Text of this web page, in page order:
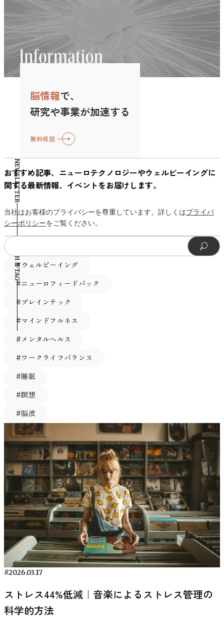
与えているということが考えられます。 同じチームのファ
ンでも、ライトなファン同士は感情の盛り上がりがそろいや
すく、脳波の同期も高くなる一方で、コアなファン同士で
は、それぞれが独自の視点を持つために脳波の動きが多様化
し、同期はやや弱まるという、まさに「人間らしい認知のク
セ」が可視化された結果といえます。 所属歴が長くなると
視野が広がる？ さらに、前頭部のアルファ波の位相同期で
は、内集団・外集団の区別に関係なく、ファン歴が長い人ほ
ど実況音声などの聴覚情報に注意を向けていた可能性が示唆
されました。 脳の前頭部では、「聴覚N1」という聞いた音
に対して脳が反応するときに出る信号が現れます。この信号
は、アルファ波に近い周波数帯で観測されるため、前頭部の
アルファ波の位相同期は、被験者の聴覚刺激に対する反応に
関連していると考えられます。 したがって、この結果から
ファン歴の短い参加者は、主に映像に注意を向けていたと考
えられるのに対し、ファン歴が長い参加者は、映像と実況の
両方に注意を向けていた可能性があります。 その結果、実
況に対する脳の反応がより似通い、聴覚に関係する脳波（前
頭部アルファ波）の同期が強くなったと考えられます。 Fig.
5.(a) 散布図は、3つの電極位置（Fz、Cz、Pz）および3つの
周波数帯域（デルタ、シータ、アルファ）ごとに整理されて
います。統計的に有意な効果はアスタリスク（＊ p < .05）
で示されています。(b) アルファ帯域におけるCzおよびPz電
の種類（内集団と外集団）の違いが分かりやすくなるように
設計されています。赤線と青線は、それぞれin-groupおよび
out-groupの中央値を表しています。 Fig. 6. 強さの同期度の
結果を表す。散布図は、3つの電極位置（Fz、Cz、Pz）およ
び3つの周波数帯域（デルタ、シータ、アルファ）ごとに整
< .05）で示されています。"pair cat."および"fan hist."は、そ
れぞれ「ペアの種類（内集団／外集団）」と「ファン歴
じる感覚の正体 この研究は、スポーツ観戦というリアルな
状況の中で、私たちが人と人との間に生まれる一体感や共通
の関心が、実際に脳波の同期という形で裏づけられることを
示しました。同じ出来事を見ていても、人は自分が属してい
る集団や、そこにどれだけの時間関わってきたかによって、
脳の処理の仕方そのものが変わってしまうのです。 このよ
うな「脳の共鳴」は、スポーツに限らず、日常のさまざまな
コミュニケーションや集団行動のなかで起きている可能性が
あります。今後、社会的アイデンティティや認知バイアスに
関する神経科学的な理解を深める上で、大きな手がかりとな
る研究だといえるでしょう。
編集後記｜BrainTech
Magazineより 自分と同じチームを応援する人と「わか
る！」「それな！」と感じる瞬間。その共鳴感覚は、どうや
せいではなく、脳波が共鳴することで「つながっている」と
感じる。 この研究は、私たちの「好き」や「所属意識」
ていたのです。 たとえば、朝に冷水シャワーを浴びると、
その夜には気持ちが落ち着いている──そんな効果が期待で
きるかもしれません。 なぜ効果が遅れて出るのか、はっき
りとはわかっていませんが、研究チームは体の適応反応に注
目しています。冷水の刺激で交感神経（緊張モード）が活性
化したあと、時間をかけて副交感神経（リラックスモード）
ないかと考えられています。 このように冷水浴は、炎症や
ストレスに時間差で作用するというユニークな特徴を持って
夫することもポイントになりそうです。 図：冷水浴後のス
の黒い菱形マークが効果量の合計を示しており、縦のゼロ線
より左側にあるとストレス低下の効果を意味する。このレビ
ューでは、冷水浴12時間後のポイントで黒いマークが大きく
左に偏しており、ストレスが有意に減少したことを表してい
る。一方、0時間後（直後）や1時間後、24時間後、48時間後
のマークはゼロ線付近に位置し、これらの時点では有意な変
化がなかったことが読み取れる。 病欠日数が29％減少──
冷水習慣の長期的な影響とは 「冷水を浴びれば風邪をひか
ない」といった話を耳にしたことがある方もいらっしゃるか
もしれません。では、科学的にはどうなのでしょうか。 今
回のレビューによると、冷水浴の直後や1時間後における免
疫指標（白血球の数や免疫細胞の働きなど）には、明確な変
に免疫力が高まる、という証拠はまだ不十分のようです。
一方で、長期的な効果には興味深いデータもあります。オラ
けたグループで、病気による欠勤日数が29％減少したという
結果が出ています。 これは、冷水浴が直接的に風邪の罹患
気からの回復を早めたりするなど、体の不調に対する耐性を
高める可能性を示唆しています。この効果には、心理的な要
因や、体がストレスに適応する能力が高まることなどが複合
的に関わっていると考えられます。 すぐに免疫力が劇的に
上がるわけではありませんが、冷水シャワーを日常的に取り
入れることで、体調管理に役立つ可能性はあるかもしれませ
ん。生活リズムを整える効果も含め、習慣として取り入れて
みる価値はありそうです。 冷水でよく眠れる？思わぬリラ
ックス効果 冷水浴は、睡眠の質にも影響を与えるのでしょ
うか。寝る前にお風呂で温まるとよく眠れると言われます
が、逆に冷たい水ではどうなのか気になりますよね。 今回
のレビューでは、睡眠に関するデータはまだ限られているも
のの、肯定的な結果がいくつか報告されています。たとえ
ば、暑い環境でのトレーニング後に冷水浴（15分）を行った
若い男性たちのグループでは、自己申告による睡眠の質が有
意に改善していたことが確認されました。 研究チームは、
冷水によるクールダウン効果が睡眠に良い影響を与えた可能
性に言及しています。ただし、この結果は特定の条件（若い
低下し、記憶や判断力が鈍ることがあります（５）。これ
は、脳が今、目の前にある「緊急事態」に対処するため、思
考のリソースを別の場所に集中させているためです。 ま
た、判断力が鈍ることで、普段ならすぐにできる判断が遅れ
てしまい、誤った決断を下すこともあります。緊張が強い
と、冷静な判断を下すことが難しくなり、パフォーマンスに
緊張のコントロール方法 緊張をコントロールするために
は、脳の働きや体の反応を理解し、それに適切に対処する方
法を学ぶことが効果的です。ここでは、脳科学に基づいた緊
張のコントロール方法をいくつかご紹介します。 認知の再
ティブな思考にとらわれます。たとえば、プレゼンの前に
「失敗したらどうしよう」「うまくいかないかもしれない」
といった思考が頭をよぎることがあります。このようなネガ
ティブな思考は、脳の扁桃体を活性化させ、過剰なストレス
反応を引き起こす原因となります。 認知行動療法（CBT）
は、私たちが抱える不安や問題を、考え方と行動の両面から
（１）。たとえば、「失敗するかも」といったネガティブな
思考をより現実的なものに置き換えるだけでなく、実際に少
しずつ行動に移してみることで、「案外大丈夫だった」とい
う成功体験を積み重ね、不安を乗り越えていきます。 この
落ち着き、過度な緊張感を減少させることができます。 ア
ファメーション ポジティブな言葉を自分にかけることは、
脳の働きを前向きな方向に向け、冷静さを取り戻すのに役立
ちます。これにより、自分に自信がつき、結果として目標達
成へのモチベーションが高まることで、ドーパミン分泌につ
ン法も非常に効果的です。深呼吸をすることで、緊張により
活発化されていた交感神経が抑制され、反対に抑制されてい
た副交感神経が活性化します。その結果、上昇していた心拍
数や血圧が安定し、ストレスホルモンであるコルチゾールの
分泌も減少します（６）。前頭前皮質を含む脳の各部位にも
十分に血流が流れるようになり、リラックスした状態が作ら
れ、緊張を和らげることができます。 イメージトレーニン
グ イメージトレーニングは、成功するシーンを事前にイメ
ージすることで、脳がその状況を実際に経験したかのように
反応させるテクニックです（５）。この方法は、高いパフォ
ーマンスが求められる場面でよく使われます。特に緊張が高
い状況で効果的で、スポーツ選手が試合前に行うように、プ
レゼンや面接の前に自分が成功しているシーンを描くこと
で、緊張をやわらげ、パフォーマンスを向上させることにつ
ながります。 実際に試してみる 行動実験を通じて、緊張や
不安が実際には過剰なものであることを確認する方法もあり
と思うことがありますが、実際にその状況を体験してみるこ
とで、自分の不安を検証し、考えていたような怖いことは起
音声ガイド付きで10分間の慈悲の瞑想（LKM）を行ってもら
いました。 慈悲の瞑想（Loving-Kindness Meditation ; LKM）
とは、自分自身や他者の幸福を祈る思考に意識を集中させる
タイプの瞑想法です。怒りや不安といったネガティブな感情
を和らげ、思いやりやつながりの感覚を育む効果があるとさ
れており、近年ではストレス軽減や感情を整えるための手段
終了後、参加者には「どれだけ深く瞑想状態に入れたか」を
自己評価してもらいました。 実験は、病院内の一室を落ち
着いた雰囲気に整えるなど、参加者が安心して瞑想に集中で
きるよう工夫された環境で行われました。こうして記録され
た瞑想中の脳波データを、瞑想前のリラックス状態（ベース
ライン）と比較することで、瞑想が脳にどのような変化をも
たらすのかを調べました。 出典：Maher et al., 2025 研究の
結果：感情と記憶に関わる領域で観察された2つの変化 解析
の結果、瞑想開始前と比較して脳波の周波数構成に明らかな
変化が見られました。具体的には、扁桃体と海馬において高
周波ガンマ波（γ波：この研究では30〜55Hzと定義）の活動
が有意に増加した一方で、中周波数帯の「ベータ波」（β
波：13〜30Hz帯）については、短い時間だけリズムを刻む
「ベータバースト」と呼ばれる活動の持続時間が短くなり、
全体的にこの帯域の脳活動が落ち着いていたことが明らかに
なりました。 このガンマ波増強＆ベータ波抑制のパターン
味深いのは、これらの脳の領域が不安やうつなどの気分障害
と深く関係していることです。さらに、今回注目されたベー
タ波やガンマ波も、こうした心の状態と関連する脳波として
知られています。たとえば、ストレスや不安の強いときには
ベータ波が高まりやすく、逆に幸福感や前向きな気持ちを抱
いているときにはガンマ波が増えるという報告もあります。
なお今回注目されたのは、ガンマ波やベータ波といった「特
定のリズム（＝周期的な成分）」の変化でした。一方で、脳
波全体の背景的な活動（非周期的成分）は、瞑想の前後でほ
とんど変化が見られなかったと報告されています。これは、
瞑想中の脳では、全体の活動ベースラインが大きく変わるの
ではなく、特定の脳波リズムが選択的に変化していたことを
示唆しています。 出典：Maher et al., 2025 考察：見えてき
た瞑想の意義と新たな可能性 「たった一度の短い瞑想で
も、脳の深部にこれほどの変化が生まれる」――この事実
は、瞑想が持つ可能性をあらためて感じさせます。扁桃体・
海馬といった領域は本来、意識的に制御しにくい部分です
が、瞑想という非侵襲で誰でも実践可能な行為によって、そ
の活動パターンを変えられるかもしれないのです。 これは
言い換えれば、瞑想が脳のニューロモデュレーション（神経
調節）手段となり得ることを示しています。しかも瞑想は、
薬や特別な機器を使わない安全で手軽な方法です。そのた
コントロールをサポートする、低コストで実践しやすいアプ
ローチとして注目されるかもしれません。 期待される一方
より、声を一切出せない重度の発話麻痺を抱える被験者の頭
ECoG（Electrocorticogra）を計測する装置を埋め込みまし
た。本実験で用いられた装置は253の微小な電極から構成さ
れています。 この電極は発話を司る脳の部位（感覚運動
野）の表面に配置され、被験者が「話そう」と頭で指令を出
ECoGは、頭皮上から計測するEEG（脳波）よりノイズが少
なく高精度な信号が得られるため、BCI研究で期待される手
法です。 2. AIが解読 次に、この膨大な脳信号データを音声
に翻訳するAIを構築します。ここで活躍するのがRNN-
T（Recurrent Neural Network Transducer）という深層学習モ
デルです。RNN-Tはもともと音声認識で用いられる技術で、
音声波形に代表される時系列データの入力から対応する文字
列をリアルタイムに出力するのに適しています。 モデルを
学習させるためのデータを集めるために、被験者にコンピュ
ータ画面に表示された文章を頭の中で発声してもらい、その
際に発声する脳内の電気信号を記録するというプロセスを累
計23000回以上行いました。このトレーニングにより、モデ
ルは「特定の脳信号パターンが現れたら特定の単語（文字
列）が意図されている」という対応関係を学習していきま
す。 3. 声を合成 研究者たちは、被験者が発話麻痺を抱える
前のホームビデオ音声などを集めて、個人別のテキスト読み
上げモデルを作成しました。そして前述のRNN-Tが解読した
「テキスト」に、この本人の声の読み上げAIを適用すること
で、最終的にスピーカーから流れる音声が被験者本人の声色
になるよう工夫したのです。 出典：Littlejohn KT, Cho CJ,
S, Kashyap AP, Hallinan IP, Shah A, Tu-Chan A, Ganguly K,
Moses DA, Chang EF, Anumanchipalli GK. A streaming brain-
communication. Nat Neurosci. 2025 Apr;28(4):902-912. doi:
10.1038/s41593-025-01905-6. Epub 2025 Mar 31. PMID:
40164740. 実験結果：速さと正確さに驚きの進化 実験の結
果、このシステムはハイスピードで低遅延かつ滑らかな発話
を再現できることが示されました。特に注目すべき数字は
「毎分の単語数（WPM）」です。被験者は1,000語以上の大
語彙セットにおいて毎分47.5語のペースで音声を出力できま
した。さらに、介護生活における会話で頻出する50語程度に
語彙を絞れば毎分90.9語に達し、これは人間の普通の会話ス
ピード（毎分約130語）に迫る水準です。以前1の音声解読
BCI記録であった毎分15語・50語彙という値と比べると、新
手法の高速ぶりが際立ちます。 また従来の発話支援BCIで
は、ユーザが「発話しよう」と思ってから実際に音が出るま
で数秒のラグがあるのが当たり前でした。しかしこのシステ
ムでは、発話の脳信号の立ち上がりから1秒以内には最初の
体もほぼリアルタイムで進行し、システム全体として約0.3
秒程度の遅れしか生じないとのことです。これは人間同士の
間が短くなると、セロトニンをはじめとする神経伝達物質の
バランスや概日リズムに影響が生じ、気分の落ち込みや疲労
感が増しやすくなることがわかっています1。秋から冬にか
けて憂うつな気分になる「季節性情動障害（SAD）」がその
典型です。 また、気温や湿度の変化は、自律神経のバラン
スを乱す要因にもなります。特に現代人は、冷暖房や不規則
なりがちです。これが、だるさや頭痛、集中力の低下といっ
た症状として表れることがあります。 小さな変化に「気づ
響を完全に避けることはできませんが、「自分ちょっと調子
が落ちてるかも」と気づくことが、メンタルヘルスを守るう
えでとても大切です。 人間の脳は、自分の感情や身体状態
に気づく力──いわゆる内受容感覚（interoception）が高ま
ると、ストレス対処能力も向上することが知られています
2。これは、マインドフルネスや呼吸法、軽い運動などによ
って鍛えることができます。 つまり、季節の変わり目こ
そ、自分の「今」に目を向け、ほんの少し立ち止まってみる
タイミングなのです。 マインドフルネスとメンタルヘルス
の関係についてさらに知りたい方は、以下の記事を参考にし
てください。 https://mag.viestyle.co.jp/mindfulness-
depression/ 季節の「揺らぎ」を味方にする3つのコツ 1. 日
光を浴びる時間を意識する セロトニンの分泌を促すため
に、朝の光を浴びることは効果的です。10〜15分、外を歩く
調整にもつながり、夜の眠りが深くなることもわかっていま
す。 2. 無理に「完璧」を目指さない 体調も気分も、日によ
落としてみよう、という柔軟さも大切です。ライフバランス
を保つうえでは、仕事も休息も「やるべきこと」ではなく、
落ち着けるルーティンをつくる 脳は、心地よい繰り返しの
中で安定感を得ます。お気に入りの音楽をかけてコーヒーを
淹れる、寝る前に深呼吸を3回する──そんな小さなルール
が、季節の不安定さを和らげてくれるのです。 季節を感じ
ることは、心を整えること 季節の変わり目に感じる心のゆ
らぎは、ある意味で自然な現象です。それは、私たちの脳や
体がちゃんと自然のリズムに反応している証拠でもありま
ごとに測る研究も進められており、パーソナライズされたメ
ンタルケアの開発にもつながっています3。 最後に──ウェ
ルビーイングは「揺らぎ」に寄り添うことから ウェルビー
イングとは、いつも元気でハイパフォーマンスでいることで
はありません。調子のいい日も、ちょっとつらい日も、自分
自身の状態に丁寧に寄り添ってあげられるかどうかが重要で
す。 季節の変わり目こそ、そんなセルフケアの感度を上げ
ずは朝の光を浴びる、少し立ち止まって深呼吸してみる──
そこから、私たちの脳と心は少しずつ、季節に寄り添う準備
脳情報で、
研究や事業が加速する
無料相談
NEWSLETTER
おすすめ記事、ニューロテクノロジーやウェルビーイングに
関する最新情報、イベントをお届けします。
当社はお客様のプライバシーを尊重しています。詳しくはプライバ
シーポリシーをご覧ください。
SEARCH & TAG
#ウェルビーイング
#ニューロフィードバック
#ブレインテック
#マインドフルネス
#メンタルヘルス
#ワークライフバランス
#睡眠
#瞑想
#脳波
RECENT ARTICLE
#2026.03.17
ストレス44%低減｜音楽によるストレス管理の
科学的方法